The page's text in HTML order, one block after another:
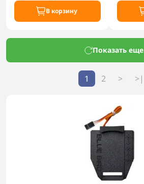
В корзину
Показать еще
1 2 > >|